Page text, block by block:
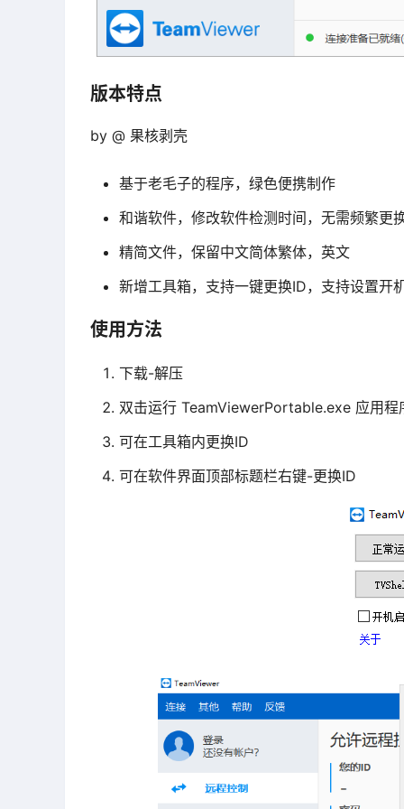
版本特点
by @ 果核剥壳
基于老毛子的程序，绿色便携制作
和谐软件，修改软件检测时间，无需频繁更
精简文件，保留中文简体繁体，英文
新增工具箱，支持一键更换ID，支持设置开
使用方法
下载-解压
双击运行 TeamViewerPortable.exe 应用程
可在工具箱内更换ID
可在软件界面顶部标题栏右键-更换ID